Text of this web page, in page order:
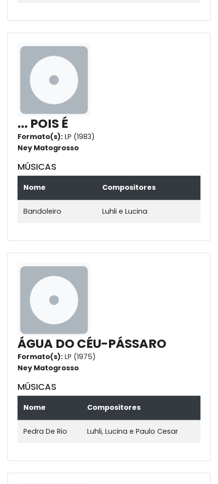
... POIS É
Formato(s): LP (1983)
Ney Matogrosso
MÚSICAS
Nome Compositores
Bandoleiro Luhli e Lucina
ÁGUA DO CÉU-PÁSSARO
Formato(s): LP (1975)
Ney Matogrosso
MÚSICAS
Nome Compositores
Pedra De Rio Luhli, Lucina e Paulo Cesar